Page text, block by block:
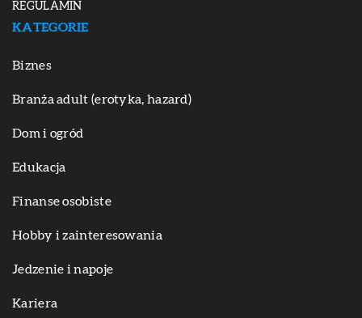
REGULAMIN
KATEGORIE
Biznes
Branża adult (erotyka, hazard)
Dom i ogród
Edukacja
Finanse osobiste
Hobby i zainteresowania
Jedzenie i napoje
Kariera